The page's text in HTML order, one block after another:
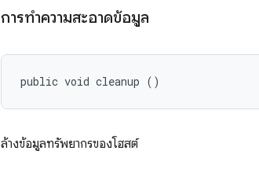
การทำความสะอาดข้อมูล
public void cleanup ()
ล้างข้อมูลทรัพยากรของโฮสต์